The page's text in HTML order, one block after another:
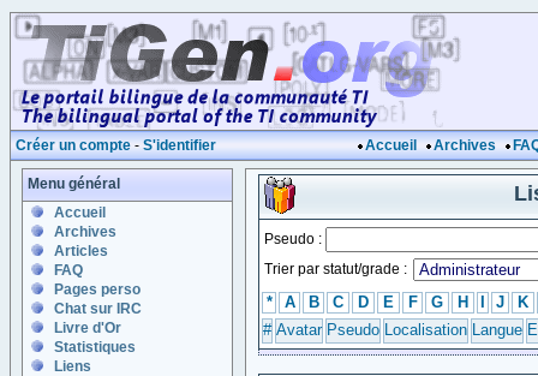
Créer un compte - S'identifier Accueil Archives
Menu général
Accueil
Archives
Articles
FAQ
Pages perso
Chat sur IRC
Livre d'Or
Statistiques
Liens
Pseudo :
Trier par statut/grade :
* A B C D E F G H J
K
# Avatar Pseudo Localisation Langue